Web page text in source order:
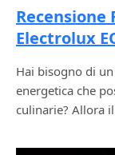
Recensione
Electrolux
Hai bisogno di
energetica che
culinarie? Allora